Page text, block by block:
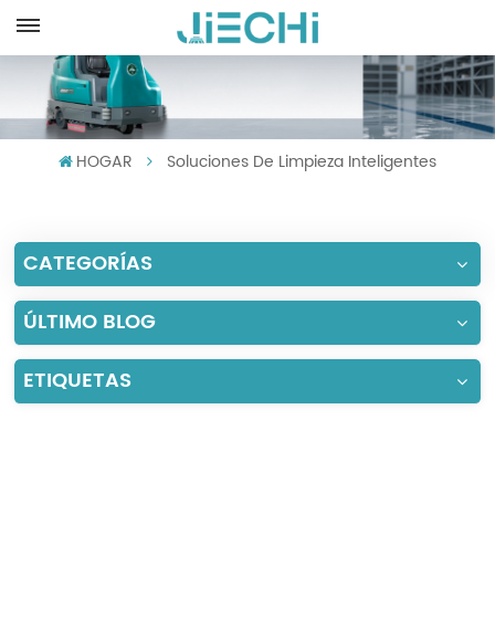
English
Français
Español
Português
العربية
HOGAR Soluciones De Limpieza Inteligentes
CATEGORÍAS
ÚLTIMO BLOG
ETIQUETAS